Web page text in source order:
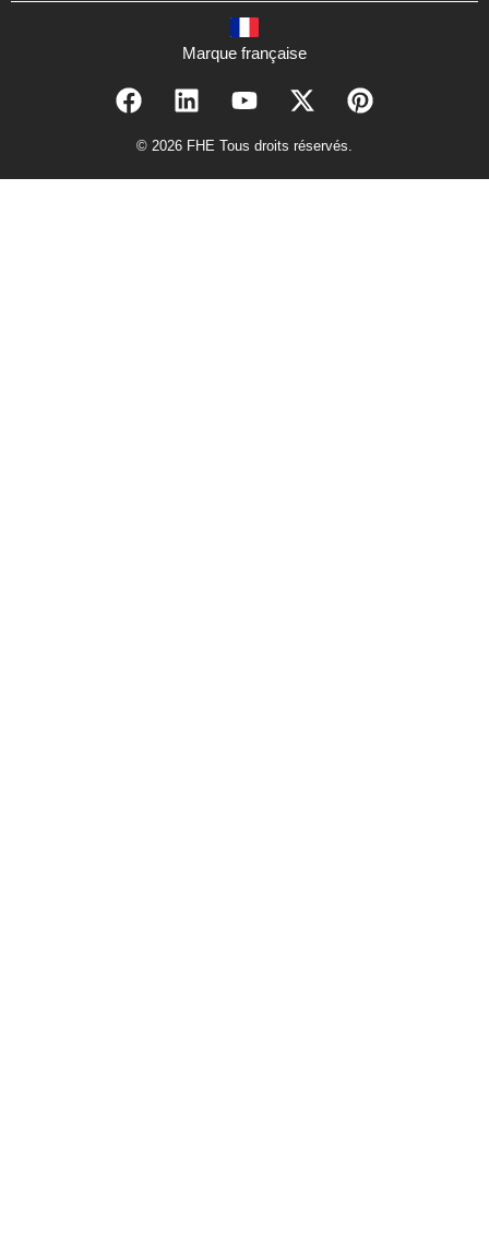
Marque française
© 2026 FHE Tous droits réservés.